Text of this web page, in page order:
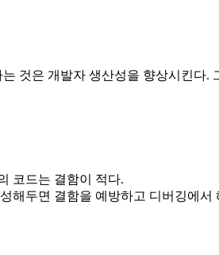
것은 개발자 생산성을 향상시킨다
코드는 결함이 적다.
해두면 결함을 예방하고 디버깅에서